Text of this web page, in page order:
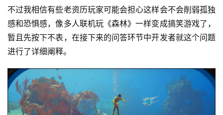
不过我相信有些老资历玩家可能会担心这样会不会削弱孤独
感和恐惧感，像多人联机玩《森林》一样变成搞笑游戏了，
暂且先按下不表，在接下来的问答环节中开发者就这个问题
进行了详细阐释。